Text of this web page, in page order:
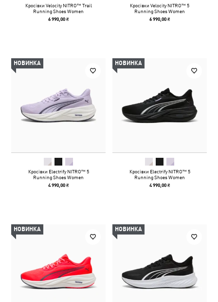
Кросівки Velocity NITRO™ Trail
Running Shoes Women
6 990,00 ₴
Кросівки Velocity NITRO™ 5
Running Shoes Women
6 990,00 ₴
НОВИНКА
Кросівки Electrify NITRO™ 5
Running Shoes Women
4 990,00 ₴
НОВИНКА
Кросівки Electrify NITRO™ 5
Running Shoes Women
4 990,00 ₴
НОВИНКА НОВИНКА